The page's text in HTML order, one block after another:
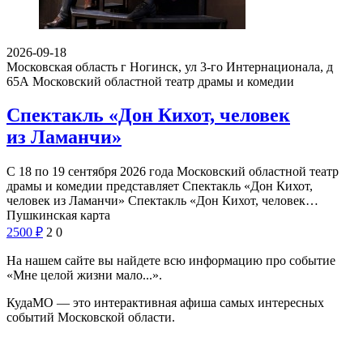
2026-09-18
Московская область г Ногинск, ул 3-го Интернационала, д
65А Московский областной театр драмы и комедии
Спектакль «Дон Кихот, человек
из Ламанчи»
С 18 по 19 сентября 2026 года Московский областной театр
драмы и комедии представляет Спектакль «Дон Кихот,
человек из Ламанчи» Спектакль «Дон Кихот, человек…
Пушкинская карта
2500 ₽ 2 0
На нашем сайте вы найдете всю информацию про событие
«Мне целой жизни мало...».
КудаМО — это интерактивная афиша самых интересных
событий Московской области.